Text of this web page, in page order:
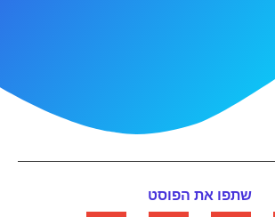
שתפו את הפוסט